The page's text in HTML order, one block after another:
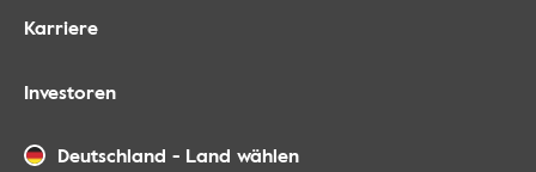
Karriere
Investoren
Deutschland - Land wählen